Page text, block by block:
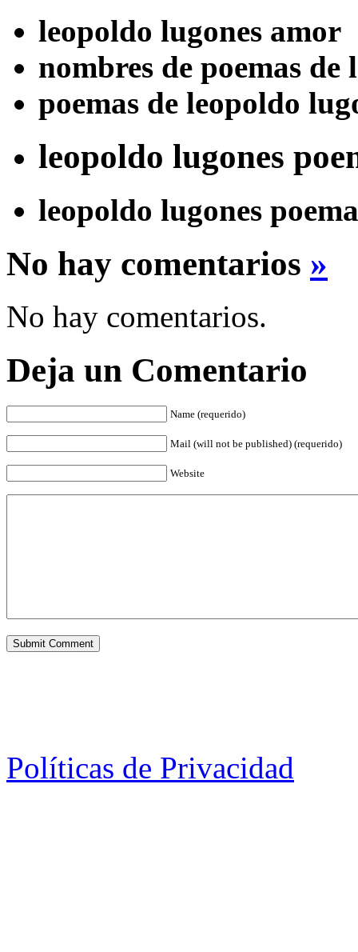
leopoldo lugones amor
nombres de poemas de
poemas de leopoldo
leopoldo lugones
leopoldo lugones
No hay comentarios »
No hay comentarios.
Deja un Comentario
Name (requerido)
Mail (will not be published) (requerido)
Website
Políticas de Privacidad